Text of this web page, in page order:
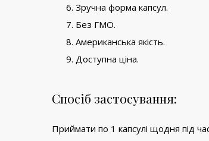
Зручна форма капсул.
Без ГМО.
Американська якість.
Доступна ціна.
Спосіб застосування:
Приймати по 1 капсулі щодня під час